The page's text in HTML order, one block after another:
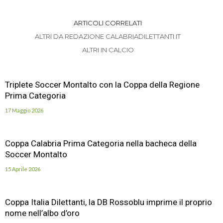
ARTICOLI CORRELATI
ALTRI DA REDAZIONE CALABRIADILETTANTI.IT
ALTRI IN CALCIO
Triplete Soccer Montalto con la Coppa della Regione
Prima Categoria
17 Maggio 2026
Coppa Calabria Prima Categoria nella bacheca della
Soccer Montalto
15 Aprile 2026
Coppa Italia Dilettanti, la DB Rossoblu imprime il proprio
nome nell’albo d’oro